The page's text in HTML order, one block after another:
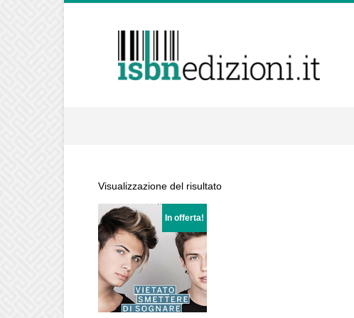
isbnedizioni.it
Visualizzazione del risultato
In offerta!